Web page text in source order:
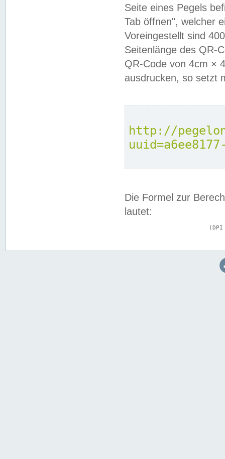
Seite eines Pegels
Tab öffnen", welcher
Voreingestellt sind
Seitenlänge des QR-
QR-Code von 4cm ×
ausdrucken, so setzt
http://
Die Formel zur
lautet: